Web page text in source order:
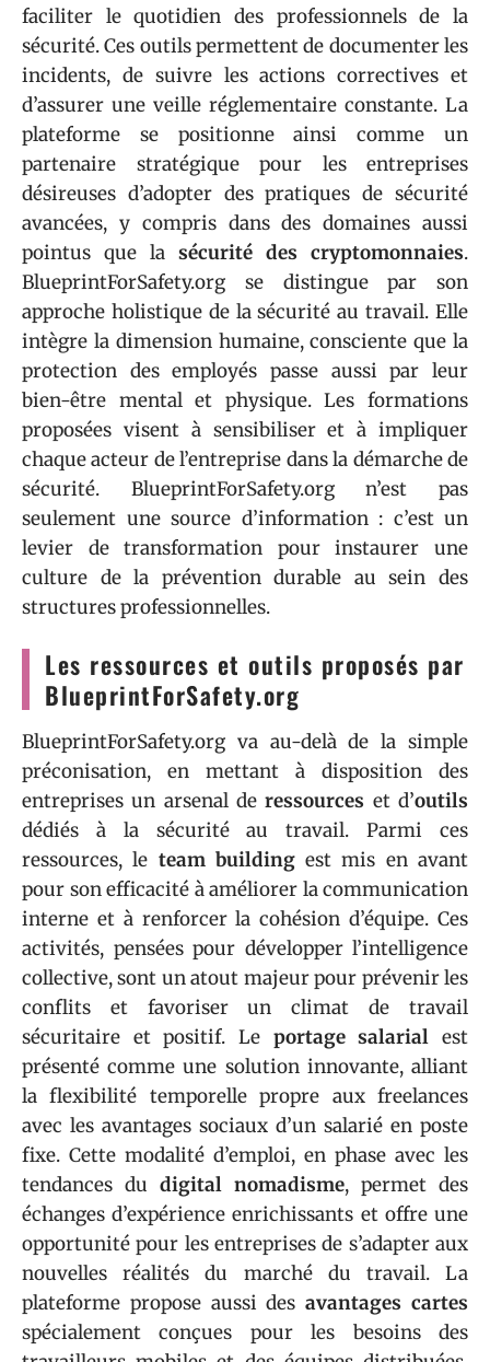
faciliter le quotidien des professionnels de la
sécurité. Ces outils permettent de documenter les
incidents, de suivre les actions correctives et
d’assurer une veille réglementaire constante. La
plateforme se positionne ainsi comme un
partenaire stratégique pour les entreprises
désireuses d’adopter des pratiques de sécurité
avancées, y compris dans des domaines aussi
pointus que la sécurité des cryptomonnaies.
BlueprintForSafety.org se distingue par son
approche holistique de la sécurité au travail. Elle
intègre la dimension humaine, consciente que la
protection des employés passe aussi par leur
bien-être mental et physique. Les formations
proposées visent à sensibiliser et à impliquer
chaque acteur de l’entreprise dans la démarche de
sécurité. BlueprintForSafety.org n’est pas
seulement une source d’information : c’est un
levier de transformation pour instaurer une
culture de la prévention durable au sein des
structures professionnelles.
Les ressources et outils proposés par
BlueprintForSafety.org
BlueprintForSafety.org va au-delà de la simple
préconisation, en mettant à disposition des
entreprises un arsenal deressources et d’outils
dédiés à la sécurité au travail. Parmi ces
ressources, le team buildingest mis en avant
pour son efficacité à améliorer la communication
interne et à renforcer la cohésion d’équipe. Ces
activités, pensées pour développer l’intelligence
collective, sont un atout majeur pour prévenir les
conflits et favoriser un climat de travail
sécuritaire et positif. Le portage salarial est
présenté comme une solution innovante, alliant
la flexibilité temporelle propre aux freelances
avec les avantages sociaux d’un salarié en poste
fixe. Cette modalité d’emploi, en phase avec les
tendances du digital nomadisme, permet des
échanges d’expérience enrichissants et offre une
opportunité pour les entreprises de s’adapter aux
nouvelles réalités du marché du travail. La
plateforme propose aussi desavantages cartes
spécialement conçues pour les besoins des